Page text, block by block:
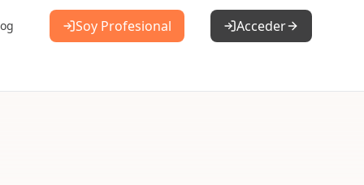
Soy Profesional Acceder